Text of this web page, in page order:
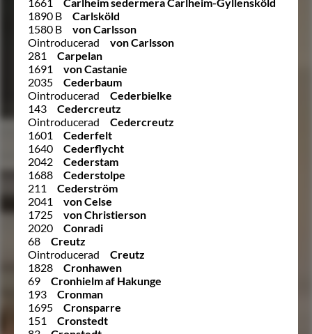
1890 B
Carlsköld
1580 B
von Carlsson
Ointroducerad
von Carlsson
281
Carpelan
1691
von Castanie
2035
Cederbaum
Ointroducerad
Cederbielke
143
Cedercreutz
Ointroducerad
Cedercreutz
1601
Cederfelt
1640
Cederflycht
2042
Cederstam
1688
Cederstolpe
211
Cederström
2041
von Celse
1725
von Christierson
2020
Conradi
68
Creutz
Ointroducerad
Creutz
1828
Cronhawen
69
Cronhielm af Hakunge
193
Cronman
1695
Cronsparre
151
Cronstedt